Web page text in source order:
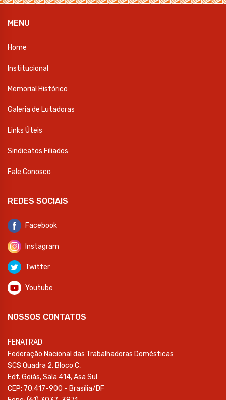
MENU
Home
Institucional
Memorial Histórico
Galeria de Lutadoras
Links Úteis
Sindicatos Filiados
Fale Conosco
REDES SOCIAIS
Facebook
Instagram
Twitter
Youtube
NOSSOS CONTATOS
FENATRAD
Federação Nacional das Trabalhadoras Domésticas
SCS Quadra 2, Bloco C,
Edf. Goiás, Sala 414, Asa Sul
CEP: 70.417-900 - Brasília/DF